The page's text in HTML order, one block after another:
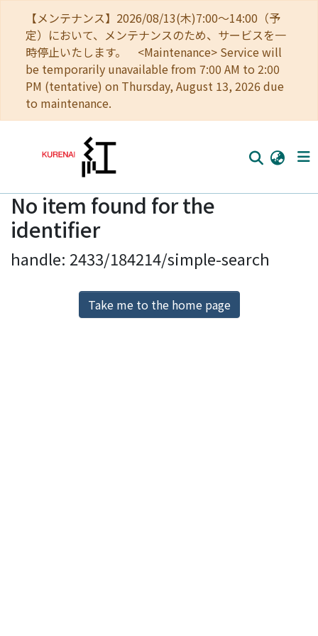
【メンテナンス】2026/08/13(木)7:00～14:00（予
定）において、メンテナンスのため、サービスを一
時停止いたします。 <Maintenance> Service will
be temporarily unavailable from 7:00 AM to 2:00
PM (tentative) on Thursday, August 13, 2026 due
to maintenance.
Home
Communities
Browse
Download Ranking
No item found for the
identifier
handle: 2433/184214/simple-search
Take me to the home page